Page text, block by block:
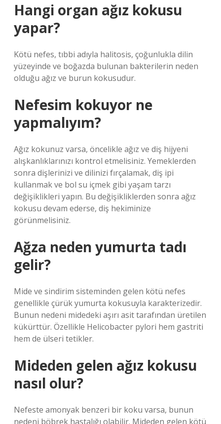
Hangi organ ağız kokusu
yapar?
Kötü nefes, tıbbi adıyla halitosis, çoğunlukla dilin
yüzeyinde ve boğazda bulunan bakterilerin neden
olduğu ağız ve burun kokusudur.
Nefesim kokuyor ne
yapmalıyım?
Ağız kokunuz varsa, öncelikle ağız ve diş hijyeni
alışkanlıklarınızı kontrol etmelisiniz. Yemeklerden
sonra dişlerinizi ve dilinizi fırçalamak, diş ipi
kullanmak ve bol su içmek gibi yaşam tarzı
değişiklikleri yapın. Bu değişikliklerden sonra ağız
kokusu devam ederse, diş hekiminize
görünmelisiniz.
Ağza neden yumurta tadı
gelir?
Mide ve sindirim sisteminden gelen kötü nefes
genellikle çürük yumurta kokusuyla karakterizedir.
Bunun nedeni midedeki aşırı asit tarafından üretilen
kükürttür. Özellikle Helicobacter pylori hem gastriti
hem de ülseri tetikler.
Mideden gelen ağız kokusu
nasıl olur?
Nefeste amonyak benzeri bir koku varsa, bunun
nedeni böbrek hastalığı olabilir. Mideden gelen kötü